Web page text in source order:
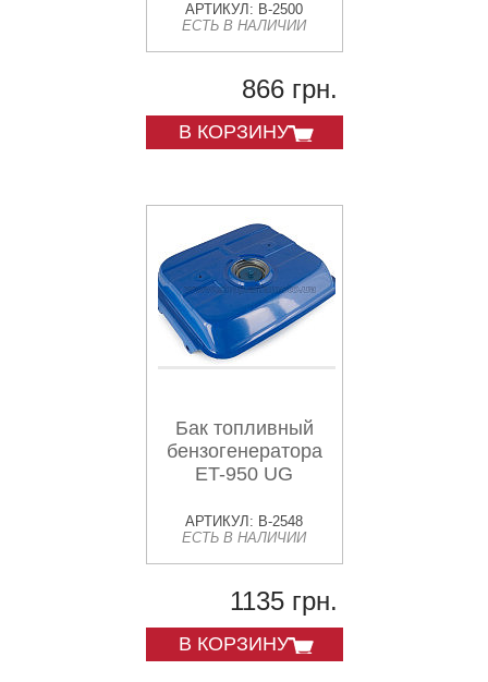
АРТИКУЛ: B-2500
ЕСТЬ В НАЛИЧИИ
866 грн.
В КОРЗИНУ
Бак топливный
бензогенератора
ET-950 UG
АРТИКУЛ: B-2548
ЕСТЬ В НАЛИЧИИ
1135 грн.
В КОРЗИНУ